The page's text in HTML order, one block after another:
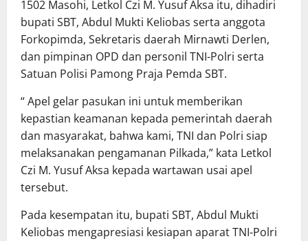
1502 Masohi, Letkol Czi M. Yusuf Aksa itu, dihadiri
bupati SBT, Abdul Mukti Keliobas serta anggota
Forkopimda, Sekretaris daerah Mirnawti Derlen,
dan pimpinan OPD dan personil TNI-Polri serta
Satuan Polisi Pamong Praja Pemda SBT.
“ Apel gelar pasukan ini untuk memberikan
kepastian keamanan kepada pemerintah daerah
dan masyarakat, bahwa kami, TNI dan Polri siap
melaksanakan pengamanan Pilkada,” kata Letkol
Czi M. Yusuf Aksa kepada wartawan usai apel
tersebut.
Pada kesempatan itu, bupati SBT, Abdul Mukti
Keliobas mengapresiasi kesiapan aparat TNI-Polri